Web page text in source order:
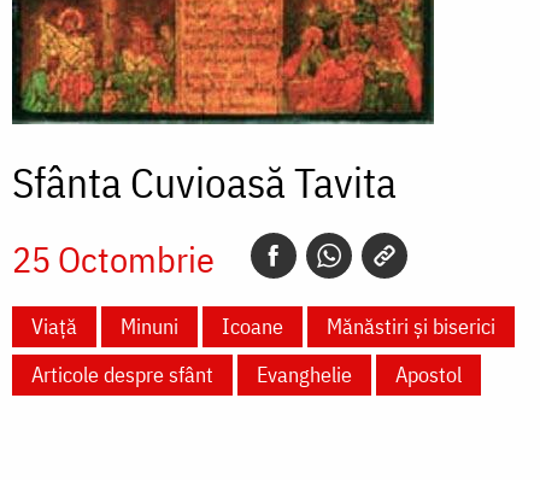
Sfânta Cuvioasă Tavita
25 Octombrie
Viață Minuni Icoane
Mănăstiri și biserici
Articole despre sfânt
Evanghelie Apostol